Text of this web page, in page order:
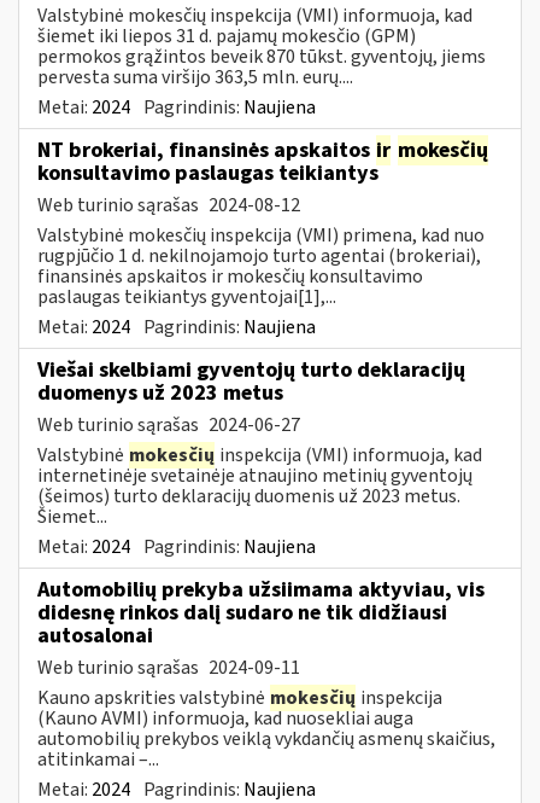
Valstybinė mokesčių inspekcija (VMI) informuoja, kad
šiemet iki liepos 31 d. pajamų mokesčio (GPM)
permokos grąžintos beveik 870 tūkst. gyventojų, jiems
pervesta suma viršijo 363,5 mln. eurų....
Metai: 2024 Pagrindinis: Naujiena
NT brokeriai, finansinės apskaitos ir mokesčių
konsultavimo paslaugas teikiantys
Web turinio sąrašas 2024-08-12
Valstybinė mokesčių inspekcija (VMI) primena, kad nuo
rugpjūčio 1 d. nekilnojamojo turto agentai (brokeriai),
finansinės apskaitos ir mokesčių konsultavimo
paslaugas teikiantys gyventojai[1],...
Metai: 2024 Pagrindinis: Naujiena
Viešai skelbiami gyventojų turto deklaracijų
duomenys už 2023 metus
Web turinio sąrašas 2024-06-27
Valstybinė mokesčių inspekcija (VMI) informuoja, kad
internetinėje svetainėje atnaujino metinių gyventojų
(šeimos) turto deklaracijų duomenis už 2023 metus.
Šiemet...
Metai: 2024 Pagrindinis: Naujiena
Automobilių prekyba užsiimama aktyviau, vis
didesnę rinkos dalį sudaro ne tik didžiausi
autosalonai
Web turinio sąrašas 2024-09-11
Kauno apskrities valstybinė mokesčių inspekcija
(Kauno AVMI) informuoja, kad nuosekliai auga
automobilių prekybos veiklą vykdančių asmenų skaičius,
atitinkamai –...
Metai: 2024 Pagrindinis: Naujiena